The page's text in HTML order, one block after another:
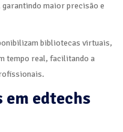
maior precisão e
bibliotecas virtuais,
tempo real, facilitando a
edtechs